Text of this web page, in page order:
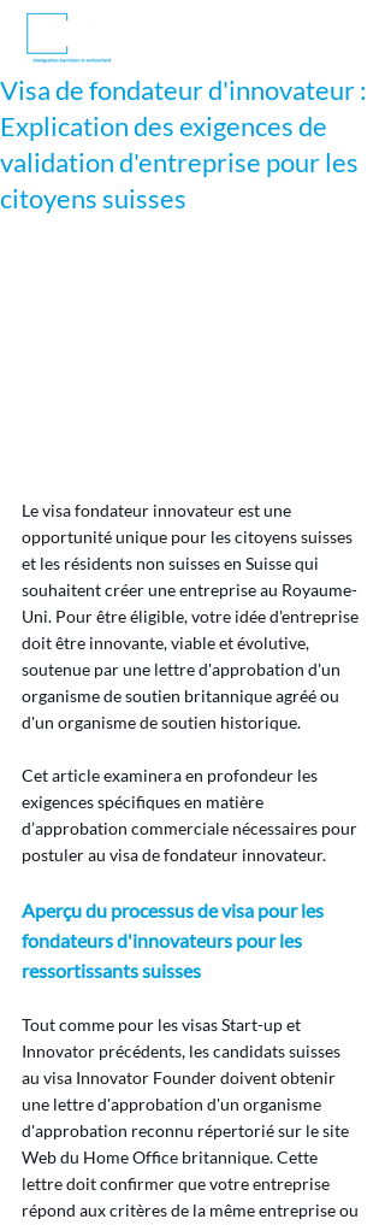
Visa de fondateur d'innovateur :
Explication des exigences de
validation d'entreprise pour les
citoyens suisses
Le visa fondateur innovateur est une
opportunité unique pour les citoyens suisses
et les résidents non suisses en Suisse qui
souhaitent créer une entreprise au Royaume-
Uni. Pour être éligible, votre idée d'entreprise
doit être innovante, viable et évolutive,
soutenue par une lettre d'approbation d'un
organisme de soutien britannique agréé ou
d'un organisme de soutien historique.
Cet article examinera en profondeur les
exigences spécifiques en matière
d’approbation commerciale nécessaires pour
postuler au visa de fondateur innovateur.
Aperçu du processus de visa pour les
fondateurs d'innovateurs pour les
ressortissants suisses
Tout comme pour les visas Start-up et
Innovator précédents, les candidats suisses
au visa Innovator Founder doivent obtenir
une lettre d'approbation d'un organisme
d'approbation reconnu répertorié sur le site
Web du Home Office britannique. Cette
lettre doit confirmer que votre entreprise
répond aux critères de la même entreprise ou